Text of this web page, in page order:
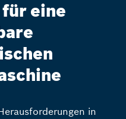
eine
in